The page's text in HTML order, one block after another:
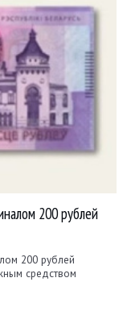
200 рублей
200 рублей
средством